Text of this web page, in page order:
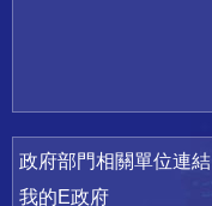
政府部門相關單位連結
我的E政府